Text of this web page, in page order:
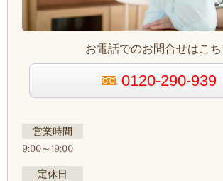
お電話でのお問合せはこち
0120-290-939
営業時間
9:00～19:00
定休日